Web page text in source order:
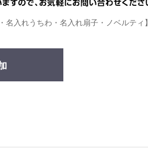
名入れうちわ・名入れ扇子・ノベルティ】